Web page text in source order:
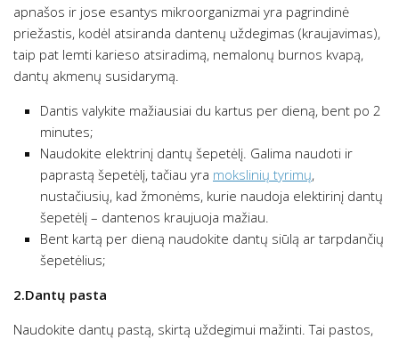
apnašos ir jose esantys mikroorganizmai yra pagrindinė
priežastis, kodėl atsiranda dantenų uždegimas (kraujavimas),
taip pat lemti karieso atsiradimą, nemalonų burnos kvapą,
dantų akmenų susidarymą.
Dantis valykite mažiausiai du kartus per dieną, bent po 2
minutes;
Naudokite elektrinį dantų šepetėlį. Galima naudoti ir
paprastą šepetėlį, tačiau yra mokslinių tyrimų,
nustačiusių, kad žmonėms, kurie naudoja elektirinį dantų
šepetėlį – dantenos kraujuoja mažiau.
Bent kartą per dieną naudokite dantų siūlą ar tarpdančių
šepetėlius;
2.Dantų pasta
Naudokite dantų pastą, skirtą uždegimui mažinti. Tai pastos,